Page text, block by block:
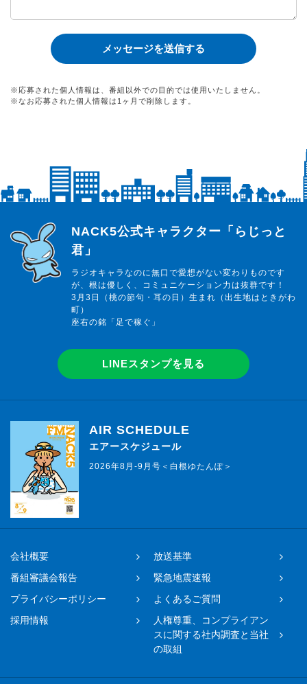
※応募された個人情報は、番組以外での目的では使用いたしません。
※なお応募された個人情報は1ヶ月で削除します。
らじっと君
NACK5公式キャラクター「らじっと
君」
ラジオキャラなのに無口で愛想がない変わりものです
が、根は優しく、コミュニケーション力は抜群です！
3月3日（桃の節句・耳の日）生まれ（出生地はときがわ
町）
座右の銘「足で稼ぐ」
LINEスタンプを見る
AIR SCHEDULE
エアースケジュール
2026年8月-9月号＜白根ゆたんぽ＞
会社概要
放送基準
番組審議会報告
緊急地震速報
プライバシーポリシー
よくあるご質問
採用情報
人権尊重、コンプライアン
スに関する社内調査と当社
の取組